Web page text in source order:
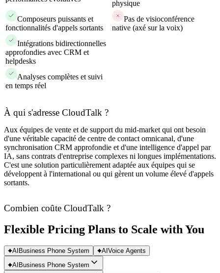
physique
Composeurs puissants et
fonctionnalités d'appels sortants
Pas de visioconférence
native (axé sur la voix)
Intégrations bidirectionnelles
approfondies avec CRM et
helpdesks
Analyses complètes et suivi
en temps réel
À qui s'adresse CloudTalk ?
Aux équipes de vente et de support du mid-market qui ont besoin
d'une véritable capacité de centre de contact omnicanal, d'une
synchronisation CRM approfondie et d'une intelligence d'appel par
IA, sans contrats d'entreprise complexes ni longues implémentations.
C'est une solution particulièrement adaptée aux équipes qui se
développent à l'international ou qui gèrent un volume élevé d'appels
sortants.
Combien coûte CloudTalk ?
Flexible Pricing Plans to Scale with You
AI Business Phone System AI Voice Agents
AI Business Phone System